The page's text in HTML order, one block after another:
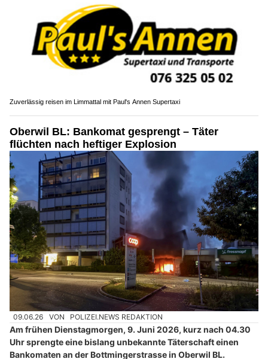
Zuverlässig reisen im Limmattal mit Paul's Annen Supertaxi
Oberwil BL: Bankomat gesprengt – Täter
flüchten nach heftiger Explosion
09.06.26 VON POLIZEI.NEWS REDAKTION
Am frühen Dienstagmorgen, 9. Juni 2026, kurz nach 04.30
Uhr sprengte eine bislang unbekannte Täterschaft einen
Bankomaten an der Bottmingerstrasse in Oberwil BL.